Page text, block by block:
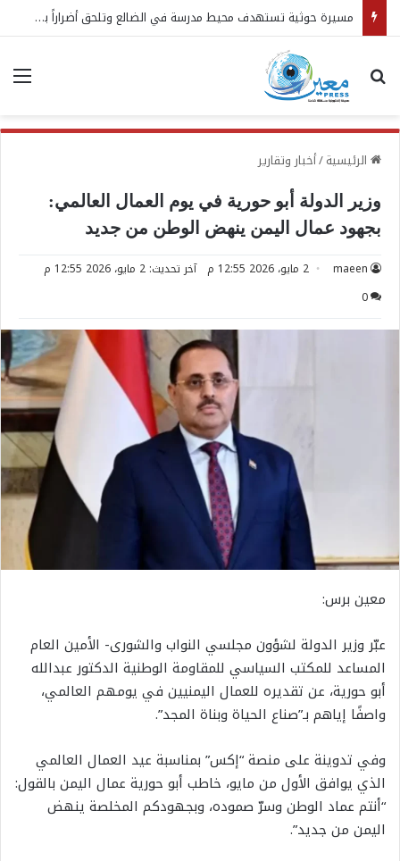
مسيرة حوثية تستهدف محيط مدرسة في الضالع وتلحق أضراراً بمنازل مدنية
بحث عن
الرئيسية/أخبار وتقارير
وزير الدولة أبو حورية في يوم العمال العالمي:
بجهود عمال اليمن ينهض الوطن من جديد
maeen 2 مايو، 2026 12:55 م
آخر تحديث: 2 مايو، 2026 12:55 م
0
معين برس:
عبّر وزير الدولة لشؤون مجلسي النواب والشورى- الأمين العام
المساعد للمكتب السياسي للمقاومة الوطنية الدكتور عبدالله
أبو حورية، عن تقديره للعمال اليمنيين في يومهم العالمي،
واصفًا إياهم بـ”صناع الحياة وبناة المجد”.
وفي تدوينة على منصة “إكس” بمناسبة عيد العمال العالمي
الذي يوافق الأول من مايو، خاطب أبو حورية عمال اليمن بالقول:
“أنتم عماد الوطن وسرّ صموده، وبجهودكم المخلصة ينهض
اليمن من جديد”.